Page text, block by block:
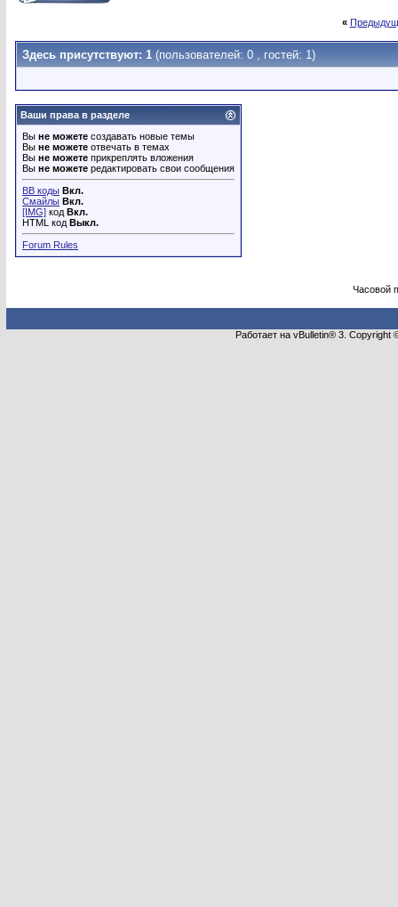
«
Здесь присутствуют: 1 (пользователей: 0 , гостей: 1)
Ваши права в разделе
Вы не можете создавать новые темы
Вы не можете отвечать в темах
Вы не можете прикреплять вложения
Вы не можете редактировать свои сообщения
BB коды Вкл.
Смайлы Вкл.
[IMG] код Вкл.
HTML код Выкл.
Forum Rules
Часовой
Работает на vBulletin® 3.